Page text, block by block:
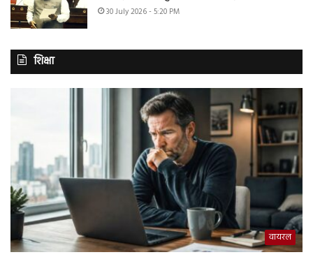
30 July 2026 - 5:20 PM
शिक्षा
वायरल